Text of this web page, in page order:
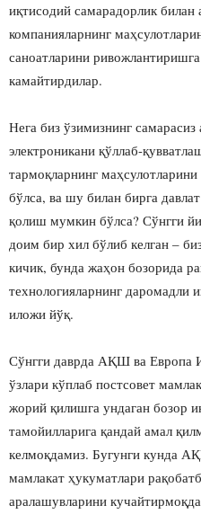
иқтисодий самарадорлик
компанияларнинг
саноатларини
камайтирдилар.
Нега биз ўзимизнинг самарасиз
электроникани қўллаб-
тармоқларнинг
бўлса, ва шу билан бирга
қолиш мумкин бўлса? Сўнгги
доим бир хил бўлиб келган –
кичик, бунда жаҳон бозорида
технологияларнинг
иложи йўқ.
Сўнгги даврда АҚШ ва Европа
ўзлари кўплаб постсовет
жорий қилишга ундаган бозор
тамойилларига қандай амал
келмоқдамиз. Бугунги кунда
мамлакат ҳукуматлари
аралашувларини